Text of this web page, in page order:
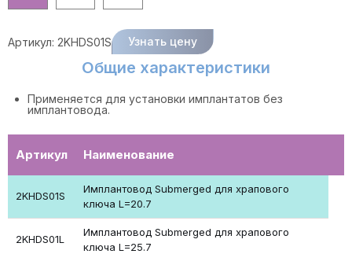
Артикул: 2KHDS01S Узнать цену
Общие характеристики
Применяется для установки имплантатов без
имплантовода.
Артикул Наименование
2KHDS01S
Имплантовод Submerged для храпового
ключа L=20.7
2KHDS01L
Имплантовод Submerged для храпового
ключа L=25.7